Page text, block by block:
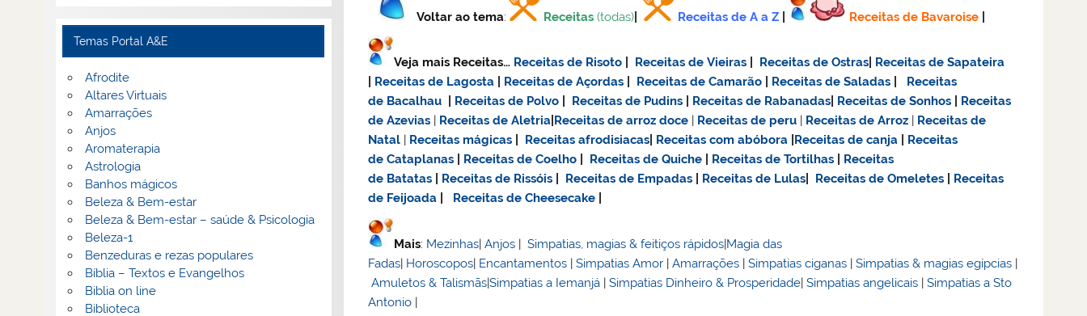
Voltar ao tema: Receitas (todas) Receitas de A a Z Receitas de Bavaroise
Veja mais Receitas… Receitas de Risoto Receitas de Vieiras Receitas de Ostras Receitas de Sapateira
Receitas de Lagosta Receitas de Açordas Receitas de Camarão Receitas de Saladas
Receitas
de Bacalhau
Receitas de Polvo Receitas de Pudins Receitas de Rabanadas Receitas de Sonhos
Receitas
de Azevias | Receitas de Aletria Receitas dearroz doce | Receitas de peru | Receitas de Arroz | Receitas de
Natal | Receitas mágicas Receitas afrodisiacas Receitas com abóbora Receitas de canja
Receitas
de Cataplanas
Receitas de Coelho Receitas de Quiche Receitas de Tortilhas
Receitas
de Batatas
Receitas de Rissóis Receitas de Empadas Receitas de Lulas Receitas de Omeletes
Receitas
de Feijoada
Receitas de Cheesecake
Mais: Mezinhas|Anjos |Simpatias, magias & feitiços rápidos|Magia das
Fadas| Horoscopos| Encantamentos |Simpatias Amor |Amarrações |Simpatias ciganas |Simpatias & magias egípcias |
Amuletos & Talismãs|Simpatias a Iemanjá |Simpatias Dinheiro & Prosperidade|Simpatias angelicais |Simpatias a Sto
Antonio |
Temas Portal A&E
Afrodite
Altares Virtuais
Amarrações
Anjos
Aromaterapia
Astrologia
Banhos mágicos
Beleza & Bem-estar
Beleza & Bem-estar – saúde & Psicologia
Beleza-1
Benzeduras e rezas populares
Bíblia – Textos e Evangelhos
Biblia on line
Biblioteca